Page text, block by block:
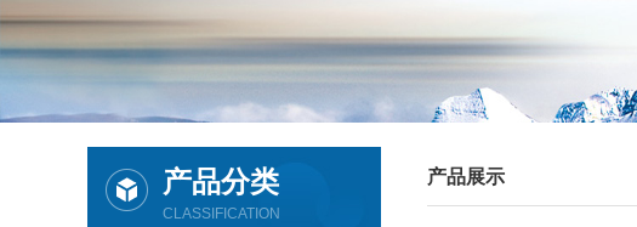
产品分类
CLASSIFICATION
产品展示